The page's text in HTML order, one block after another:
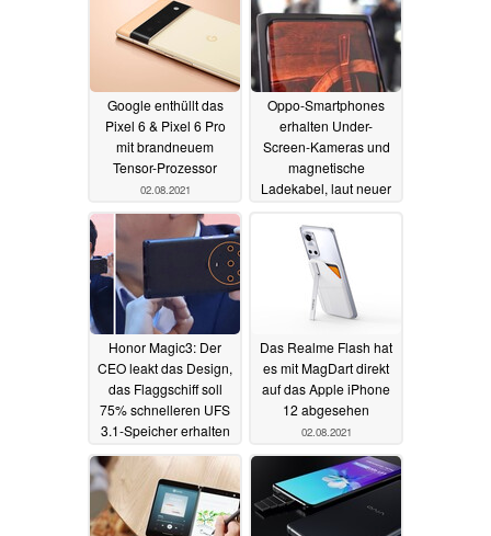
Google enthüllt das
Pixel 6 & Pixel 6 Pro
mit brandneuem
Tensor-Prozessor
02.08.2021
Oppo-Smartphones
erhalten Under-
Screen-Kameras und
magnetische
Ladekabel, laut neuer
Honor Magic3: Der
CEO leakt das Design,
das Flaggschiff soll
75% schnelleren UFS
3.1-Speicher erhalten
02.08.2021
Das Realme Flash hat
es mit MagDart direkt
auf das Apple iPhone
12 abgesehen
02.08.2021